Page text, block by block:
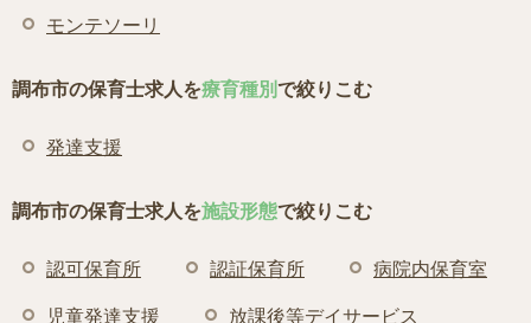
モンテソーリ
調布市の保育士求人を療育種別で絞りこむ
発達支援
調布市の保育士求人を施設形態で絞りこむ
認可保育所 認証保育所 病院内保育室
児童発達支援 放課後等デイサービス